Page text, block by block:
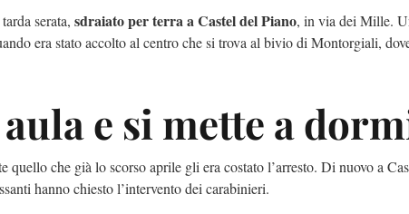
serata, sdraiato per terra a Castel del Piano, in via dei Mille.
era stato accolto al centro che si trova al bivio di Montorgiali,
e si mette a
quello che già lo scorso aprile gli era costato l’arresto. Di nuovo a
hanno chiesto l’intervento dei carabinieri.